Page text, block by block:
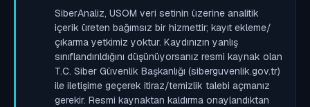
SiberAnaliz, USOM veri setinin üzerine analitik
içerik üreten bağımsız bir hizmettir; kayıt ekleme/
çıkarma yetkimiz yoktur. Kaydınızın yanlış
sınıflandırıldığını düşünüyorsanız resmi kaynak olan
T.C. Siber Güvenlik Başkanlığı (siberguvenlik.gov.tr)
ile iletişime geçerek itiraz/temizlik talebi açmanız
gerekir. Resmi kaynaktan kaldırma onaylandıktan